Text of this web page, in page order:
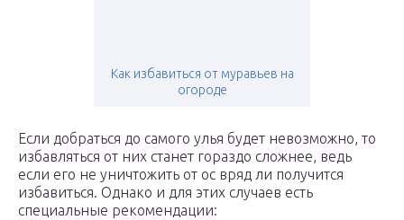
Как избавиться от муравьев на
огороде
Если добраться до самого улья будет невозможно, то
избавляться от них станет гораздо сложнее, ведь
если его не уничтожить от ос вряд ли получится
избавиться. Однако и для этих случаев есть
специальные рекомендации: